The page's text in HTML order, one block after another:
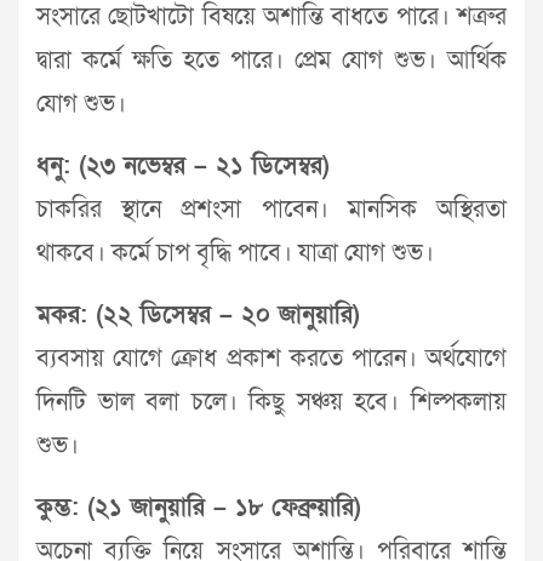
সংসারে ছোটখাটো বিষয়ে অশান্তি বাধতে পারে। শত্রুর
দ্বারা কর্মে ক্ষতি হতে পারে। প্রেম যোগ শুভ। আর্থিক
যোগ শুভ।
ধনু: (২৩ নভেম্বর – ২১ ডিসেম্বর)
চাকরির স্থানে প্রশংসা পাবেন। মানসিক অস্থিরতা
থাকবে। কর্মে চাপ বৃদ্ধি পাবে। যাত্রা যোগ শুভ।
মকর: (২২ ডিসেম্বর – ২০ জানুয়ারি)
ব্যবসায় যোগে ক্রোধ প্রকাশ করতে পারেন। অর্থযোগে
দিনটি ভাল বলা চলে। কিছু সঞ্চয় হবে। শিল্পকলায়
শুভ।
কুম্ভ: (২১ জানুয়ারি – ১৮ ফেব্রুয়ারি)
অচেনা ব্যক্তি নিয়ে সংসারে অশান্তি। পরিবারে শান্তি